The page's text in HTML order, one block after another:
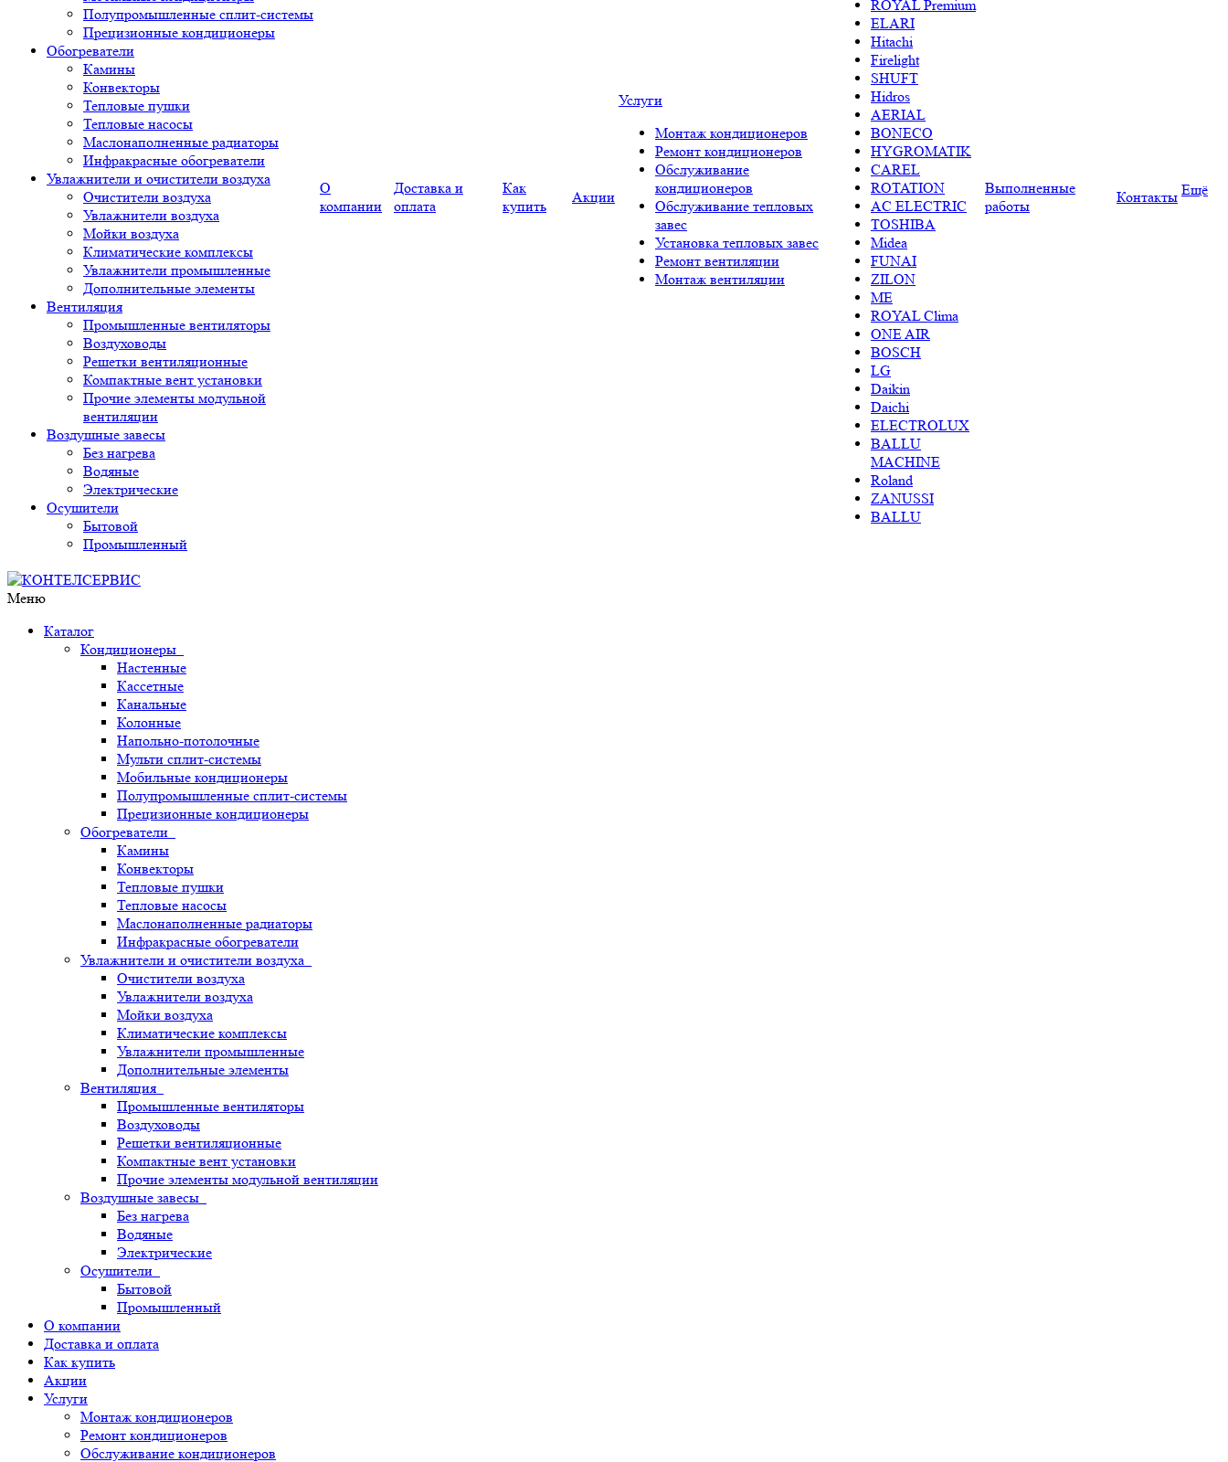
Полупромышленные сплит-системы
Прецизионные кондиционеры
Обогреватели
Камины
Конвекторы
Тепловые пушки
Тепловые насосы
Маслонаполненные радиаторы
Инфракрасные обогреватели
Увлажнители и очистители воздуха
Очистители воздуха
Увлажнители воздуха
Мойки воздуха
Климатические комплексы
Увлажнители промышленные
Дополнительные элементы
Вентиляция
Промышленные вентиляторы
Воздуховоды
Решетки вентиляционные
Компактные вент установки
Прочие элементы модульной
вентиляции
Воздушные завесы
Без нагрева
Водяные
Электрические
Осушители
Бытовой
Промышленный
О
компании
Доставка и
оплата
Как
купить
Акции
Услуги
Монтаж кондиционеров
Ремонт кондиционеров
Обслуживание
кондиционеров
Обслуживание тепловых
завес
Установка тепловых завес
Ремонт вентиляции
Монтаж вентиляции
ROYAL Premium
ELARI
Hitachi
Firelight
SHUFT
Hidros
AERIAL
BONECO
HYGROMATIK
CAREL
ROTATION
AC ELECTRIC
TOSHIBA
Midea
FUNAI
ZILON
ME
ROYAL Clima
ONE AIR
BOSCH
LG
Daikin
Daichi
ELECTROLUX
BALLU
MACHINE
Roland
ZANUSSI
BALLU
Выполненные
работы
Контакты Ещё
Меню
Каталог
Кондиционеры
Настенные
Кассетные
Канальные
Колонные
Напольно-потолочные
Мульти сплит-системы
Мобильные кондиционеры
Полупромышленные сплит-системы
Прецизионные кондиционеры
Обогреватели
Камины
Конвекторы
Тепловые пушки
Тепловые насосы
Маслонаполненные радиаторы
Инфракрасные обогреватели
Увлажнители и очистители воздуха
Очистители воздуха
Увлажнители воздуха
Мойки воздуха
Климатические комплексы
Увлажнители промышленные
Дополнительные элементы
Вентиляция
Промышленные вентиляторы
Воздуховоды
Решетки вентиляционные
Компактные вент установки
Прочие элементы модульной вентиляции
Воздушные завесы
Без нагрева
Водяные
Электрические
Осушители
Бытовой
Промышленный
О компании
Доставка и оплата
Как купить
Акции
Услуги
Монтаж кондиционеров
Ремонт кондиционеров
Обслуживание кондиционеров